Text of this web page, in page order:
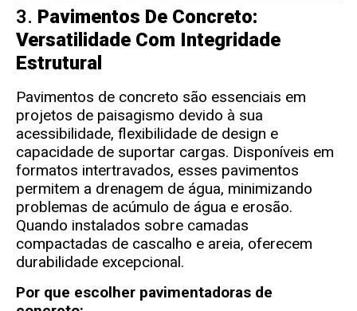
3. Pavimentos De Concreto:
Versatilidade Com Integridade
Estrutural
Pavimentos de concreto são essenciais em
projetos de paisagismo devido à sua
acessibilidade, flexibilidade de design e
capacidade de suportar cargas. Disponíveis em
formatos intertravados, esses pavimentos
permitem a drenagem de água, minimizando
problemas de acúmulo de água e erosão.
Quando instalados sobre camadas
compactadas de cascalho e areia, oferecem
durabilidade excepcional.
Por que escolher pavimentadoras de